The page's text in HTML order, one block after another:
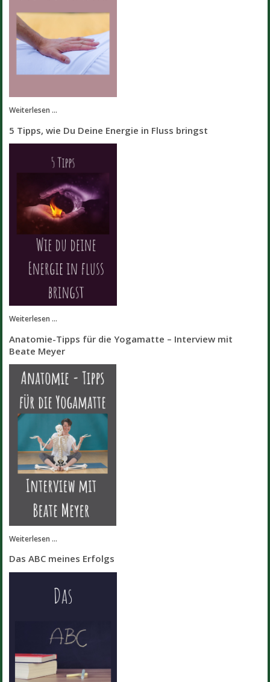
Weiterlesen ...
5 Tipps, wie Du Deine Energie in Fluss bringst
Weiterlesen ...
Anatomie-Tipps für die Yogamatte – Interview mit
Beate Meyer
Weiterlesen ...
Das ABC meines Erfolgs